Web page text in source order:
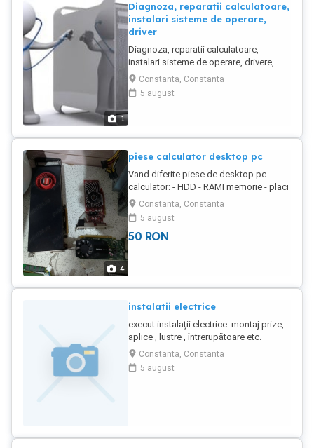
1
Diagnoza, reparatii calculatoare,
instalari sisteme de operare,
driver
Diagnoza, reparatii calculatoare,
instalari sisteme de operare, drivere,
programe etc ... - Diagnoza si reparat
defect 30 lei - Instalare sistem operare,
drivere 50 lei - curatare de praf unitate
Constanta, Constanta
5 august
4
piese calculator desktop pc
Vand diferite piese de desktop pc
calculator: - HDD - RAMI memorie - placi
video - surse alimentare Se poate face
diagnoza si in functie de piesa defecta
se inlocuieste. asigur montaj si
diagnoza daca este cazul.
Constanta, Constanta
5 august
50 RON
instalatii electrice
execut instalații electrice. montaj prize,
aplice , lustre , întrerupătoare etc.
Constanta, Constanta
5 august